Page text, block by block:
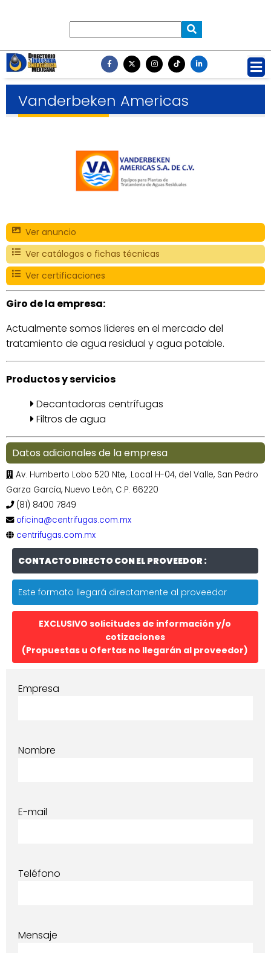
Vanderbeken Americas
Ver anuncio
Ver catálogos o fichas técnicas
Ver certificaciones
Giro de la empresa:
Actualmente somos líderes en el mercado del
tratamiento de agua residual y agua potable.
Productos y servicios
Decantadoras centrífugas
Filtros de agua
Datos adicionales de la empresa
Av. Humberto Lobo 520 Nte, .Local H-04, del Valle, San Pedro
Garza García, Nuevo León, C.P. 66220
(81) 8400 7849
oficina@centrifugas.com.mx
centrifugas.com.mx
CONTACTO DIRECTO CON EL PROVEEDOR :
Este formato llegará directamente al proveedor
EXCLUSIVO solicitudes de información y/o
cotizaciones
(Propuestas u Ofertas no llegarán al proveedor)
Empresa
Nombre
E-mail
Teléfono
Mensaje